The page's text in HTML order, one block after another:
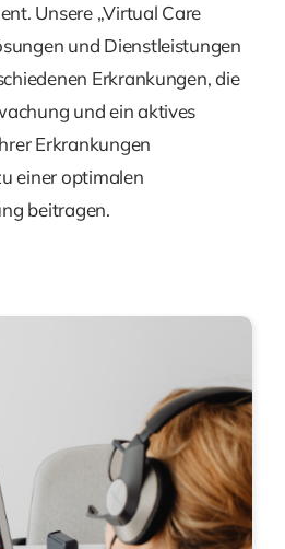
Unsere „Virtual Care
und Dienstleistungen
Erkrankungen, die
und ein aktives
Erkrankungen
einer optimalen
beitragen.